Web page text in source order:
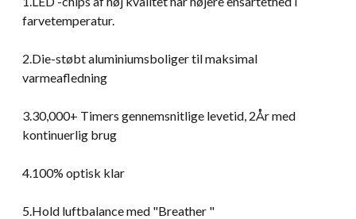
farvetemperatur.
2.Die-støbt aluminiumsboliger til maksimal
varmeafledning
3.30,000+ Timers gennemsnitlige levetid, 2År med
kontinuerlig brug
4.100% optisk klar
5.Hold luftbalance med "Breather "